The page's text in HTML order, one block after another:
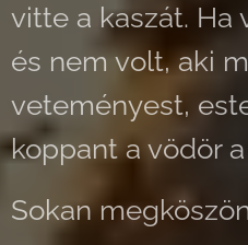
vitte a kaszát. Ha
és nem volt, aki
veteményest,
koppant a vödör
Sokan